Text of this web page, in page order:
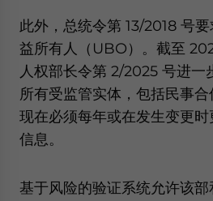
此外，总统令第 13/2018 号
益所有人（UBO）。截至
人权部长令第 2/2025 号进一
所有受监管实体，包括民事合
现在必须每年或在发生变更
信息。
基于风险的验证系统允许该